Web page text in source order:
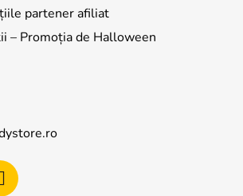
partener afiliat
– Promoția de Halloween